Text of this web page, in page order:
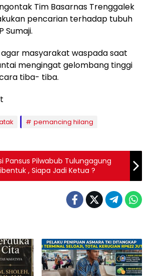
Tim Basarnas Trenggalek
pencarian terhadap tubuh
Sumaji.
masyarakat waspada saat
mengingat gelombang tinggi
tiba- tiba.
pemancing hilang
Pansus Pilwabub Tulungagung
, Siapa Jadi Ketua ?